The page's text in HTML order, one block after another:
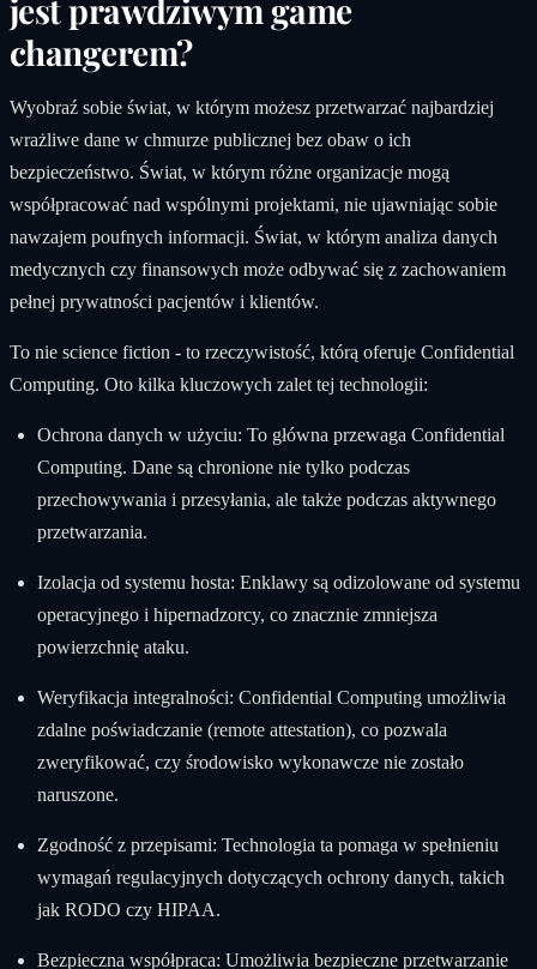
jest prawdziwym game
changerem?
Wyobraź sobie świat, w którym możesz przetwarzać najbardziej
wrażliwe dane w chmurze publicznej bez obaw o ich
bezpieczeństwo. Świat, w którym różne organizacje mogą
współpracować nad wspólnymi projektami, nie ujawniając sobie
nawzajem poufnych informacji. Świat, w którym analiza danych
medycznych czy finansowych może odbywać się z zachowaniem
pełnej prywatności pacjentów i klientów.
To nie science fiction - to rzeczywistość, którą oferuje Confidential
Computing. Oto kilka kluczowych zalet tej technologii:
Ochrona danych w użyciu: To główna przewaga Confidential
Computing. Dane są chronione nie tylko podczas
przechowywania i przesyłania, ale także podczas aktywnego
przetwarzania.
Izolacja od systemu hosta: Enklawy są odizolowane od systemu
operacyjnego i hipernadzorcy, co znacznie zmniejsza
powierzchnię ataku.
Weryfikacja integralności: Confidential Computing umożliwia
zdalne poświadczanie (remote attestation), co pozwala
zweryfikować, czy środowisko wykonawcze nie zostało
naruszone.
Zgodność z przepisami: Technologia ta pomaga w spełnieniu
wymagań regulacyjnych dotyczących ochrony danych, takich
jak RODO czy HIPAA.
Bezpieczna współpraca: Umożliwia bezpieczne przetwarzanie